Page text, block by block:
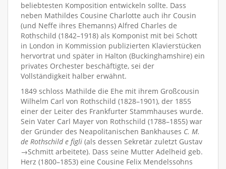
beliebtesten Komposition entwickeln sollte. Dass
neben Mathildes Cousine Charlotte auch ihr Cousin
(und Neffe ihres Ehemanns) Alfred Charles de
Rothschild (1842–1918) als Komponist mit bei Schott
in London in Kommission publizierten Klavierstücken
hervortrat und später in Halton (Buckinghamshire) ein
privates Orchester beschäftigte, sei der
Vollständigkeit halber erwähnt.
1849 schloss Mathilde die Ehe mit ihrem Großcousin
Wilhelm Carl von Rothschild (1828–1901), der 1855
einer der Leiter des Frankfurter Stammhauses wurde.
Sein Vater Carl Mayer von Rothschild (1788–1855) war
der Gründer des Neapolitanischen Bankhauses C. M.
de Rothschild e figli (als dessen Sekretär zuletzt Gustav
→Schmitt arbeitete). Dass seine Mutter Adelheid geb.
Herz (1800–1853) eine Cousine Felix Mendelssohns